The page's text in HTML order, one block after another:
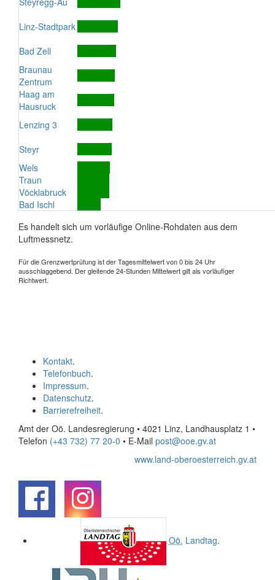
Linz-Stadtpark
Bad Zell
Braunau
Zentrum
Haag am
Hausruck
Lenzing 3
Steyr
Wels
Traun
Vöcklabruck
Bad Ischl
Es handelt sich um vorläufige Online-Rohdaten aus dem
Luftmessnetz.
Für die Grenzwertprüfung ist der Tagesmittelwert von 0 bis 24 Uhr
ausschlaggebend. Der gleitende 24-Stunden Mittelwert gilt als vorläufiger
Richtwert.
Kontakt.
Telefonbuch.
Impressum.
Datenschutz.
Barrierefreiheit.
Amt der Oö. Landesregierung • 4021 Linz, Landhausplatz 1 •
Telefon (+43 732) 77 20-0 • E-Mail post@ooe.gv.at
www.land-oberoesterreich.gv.at
Oö. Landtag.